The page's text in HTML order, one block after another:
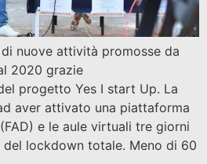
di nuove attività promosse da
2020 grazie
progetto Yes I start Up. La
aver attivato una piattaforma
e le aule virtuali tre giorni
del lockdown totale. Meno di 60